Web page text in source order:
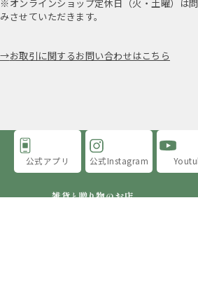
※オンラインショップ定休日（火・土曜）は
みさせていただきます。
お取引に関するお問い合わせはこちら
公式アプリ 公式Instagram